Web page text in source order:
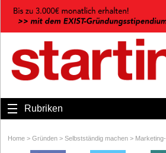
Rubriken
Home > Gründen > Selbstständig machen >